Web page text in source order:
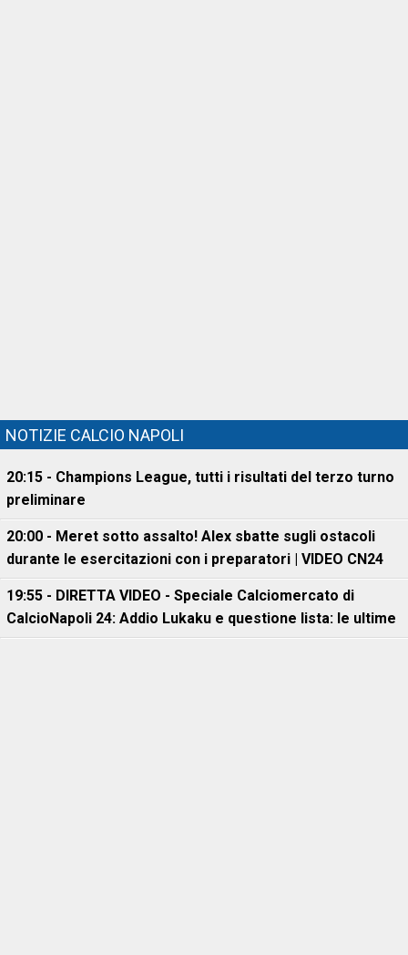
NOTIZIE CALCIO NAPOLI
20:15 - Champions League, tutti i risultati del terzo turno
preliminare
20:00 - Meret sotto assalto! Alex sbatte sugli ostacoli
durante le esercitazioni con i preparatori | VIDEO CN24
19:55 - DIRETTA VIDEO - Speciale Calciomercato di
CalcioNapoli 24: Addio Lukaku e questione lista: le ultime